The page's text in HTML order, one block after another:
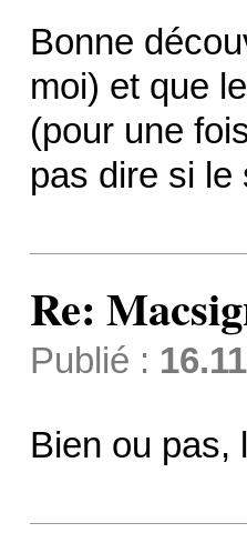
Bonne
moi) et que
(pour une
pas dire si le
Re:
Publié :
Bien ou pas,